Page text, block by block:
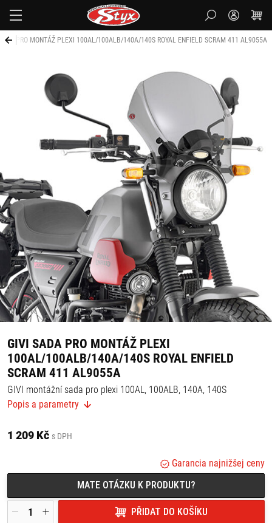
PRO MONTÁŽ PLEXI 100AL/100ALB/140A/140S ROYAL ENFIELD SCRAM 411 AL9055A
GIVI SADA PRO MONTÁŽ PLEXI
100AL/100ALB/140A/140S ROYAL ENFIELD
SCRAM 411 AL9055A
GIVI montážní sada pro plexi 100AL, 100ALB, 140A, 140S
Vhodné pro:
Royal Enfield Scram 411 (22)
Popis a parametry
1 209 Kč s DPH
Garancia najnižšej ceny
MATE OTÁZKU K PRODUKTU?
PŘIDAT DO KOŠÍKU